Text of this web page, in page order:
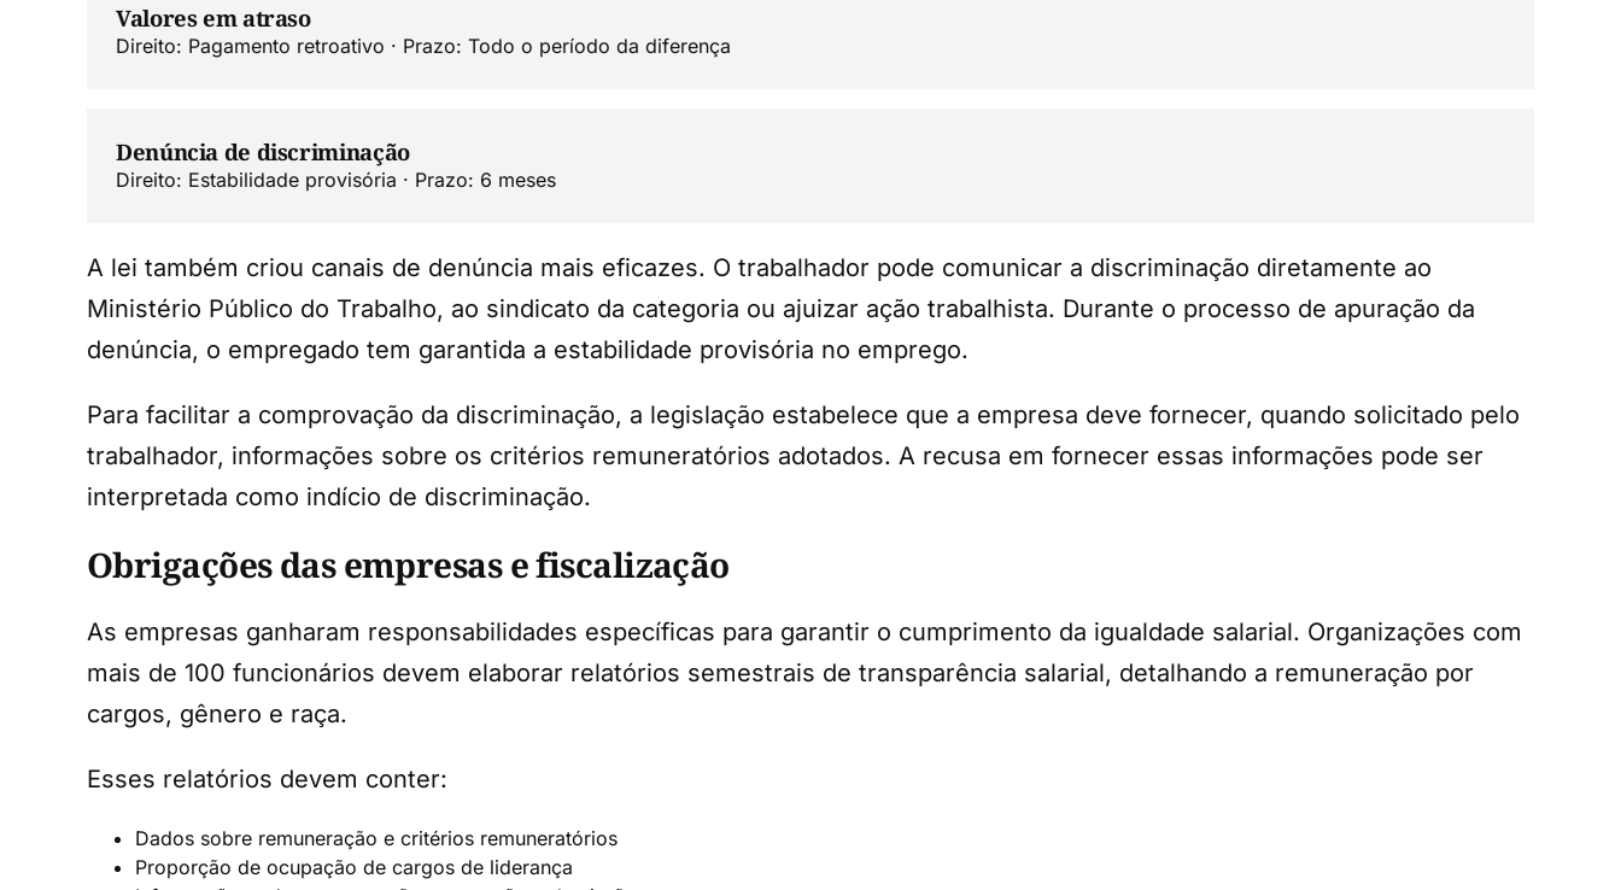
Valores em atraso
Direito: Pagamento retroativo · Prazo: Todo o período da diferença
Denúncia de discriminação
Direito: Estabilidade provisória · Prazo: 6 meses
A lei também criou canais de denúncia mais eficazes. O trabalhador pode comunicar a discriminação diretamente ao
Ministério Público do Trabalho, ao sindicato da categoria ou ajuizar ação trabalhista. Durante o processo de apuração da
denúncia, o empregado tem garantida a estabilidade provisória no emprego.
Para facilitar a comprovação da discriminação, a legislação estabelece que a empresa deve fornecer, quando solicitado pelo
trabalhador, informações sobre os critérios remuneratórios adotados. A recusa em fornecer essas informações pode ser
interpretada como indício de discriminação.
Obrigações das empresas e fiscalização
As empresas ganharam responsabilidades específicas para garantir o cumprimento da igualdade salarial. Organizações com
mais de 100 funcionários devem elaborar relatórios semestrais de transparência salarial, detalhando a remuneração por
cargos, gênero e raça.
Esses relatórios devem conter:
Dados sobre remuneração e critérios remuneratórios
Proporção de ocupação de cargos de liderança